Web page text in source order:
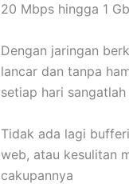
20 Mbps hingga 1
Dengan jaringan
lancar dan tanpa
setiap hari sangatlah
Tidak ada lagi
web, atau kesulitan
cakupannya